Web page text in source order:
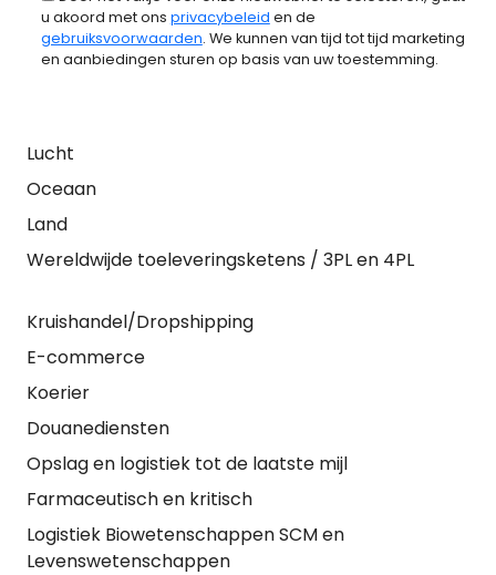
u akoord met ons privacybeleid en de
gebruiksvoorwaarden. We kunnen van tijd tot tijd marketing
en aanbiedingen sturen op basis van uw toestemming.
Lucht
Oceaan
Land
Wereldwijde toeleveringsketens / 3PL en 4PL
Kruishandel/Dropshipping
E-commerce
Koerier
Douanediensten
Opslag en logistiek tot de laatste mijl
Farmaceutisch en kritisch
Logistiek Biowetenschappen SCM en
Levenswetenschappen